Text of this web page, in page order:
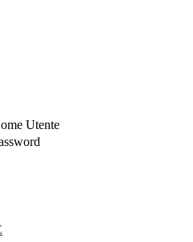
Utente